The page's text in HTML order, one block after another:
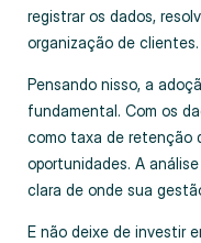
registrar os dados,
organização de clientes.
Pensando nisso, a
fundamental. Com os
como taxa de retenção
oportunidades. A
clara de onde sua
E não deixe de investir